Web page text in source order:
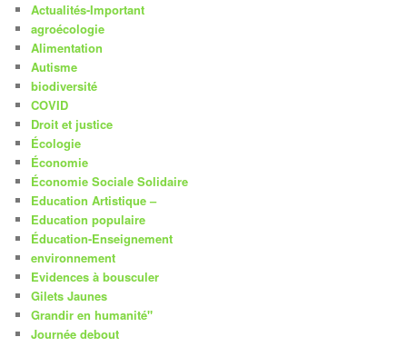
Actualités-Important
agroécologie
Alimentation
Autisme
biodiversité
COVID
Droit et justice
Écologie
Économie
Économie Sociale Solidaire
Education Artistique –
Education populaire
Éducation-Enseignement
environnement
Evidences à bousculer
Gilets Jaunes
Grandir en humanité"
Journée debout